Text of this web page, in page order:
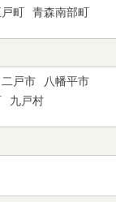
戸町 青森南部町
二戸市
八幡平市
九戸村